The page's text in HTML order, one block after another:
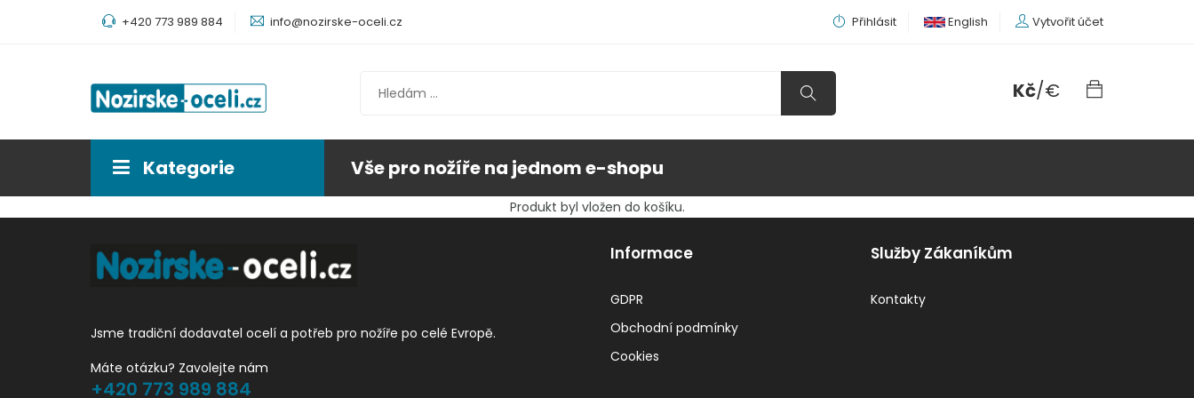
+420 773 989 884 info@nozirske-oceli.cz Přihlásit English Vytvořit účet
Kč/€
Kategorie Vše pro nožíře na jednom e-shopu
Produkt byl vložen do košíku.
Jsme tradiční dodavatel ocelí a potřeb pro nožíře po celé Evropě.
Máte otázku? Zavolejte nám
+420 773 989 884
Informace
GDPR
Obchodní podmínky
Cookies
Služby Zákaníkům
Kontakty